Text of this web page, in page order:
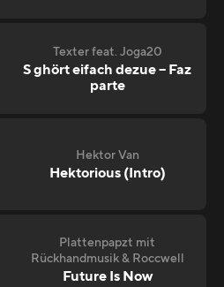
Texter feat. Joga20
S ghört eifach dezue – Faz
parte
Hektor Van
Hektorious (Intro)
Plattenpapzt mit
Rückhandmusik & Roccwell
Future Is Now